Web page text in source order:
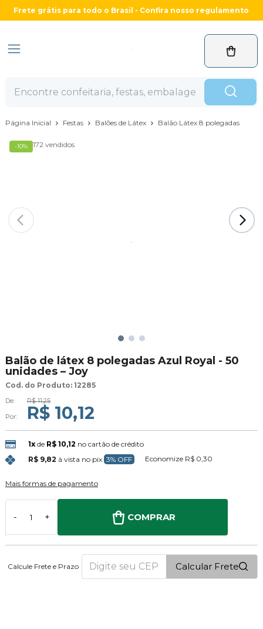
Frete grátis para todo o Brasil - Confira nosso regulamento
Página Inicial Festas Balões de Látex Balão Látex 8 polegadas
-10% 172 vendidos
Balão de látex 8 polegadas Azul Royal - 50
unidades – Joy
Cod. do Produto: 12285
De: R$ 11,25
Por: R$ 10,12
1xde R$ 10,12 no cartão de crédito
R$ 9,82 à vista no pix 3% OFF Economize R$ 0,30
Mais formas de pagamento
- + COMPRAR
Calcule Frete e Prazo Calcular Frete